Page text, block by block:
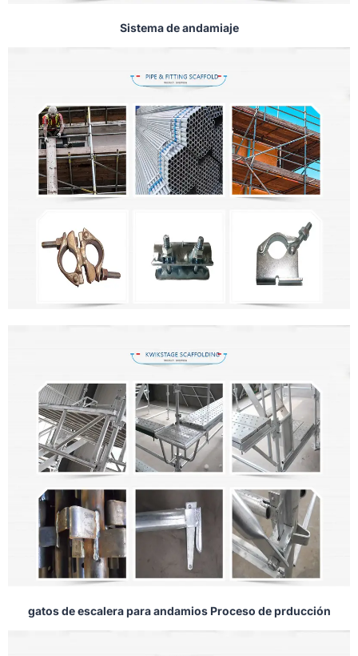
Sistema de andamiaje
gatos de escalera para andamios Proceso de prducción